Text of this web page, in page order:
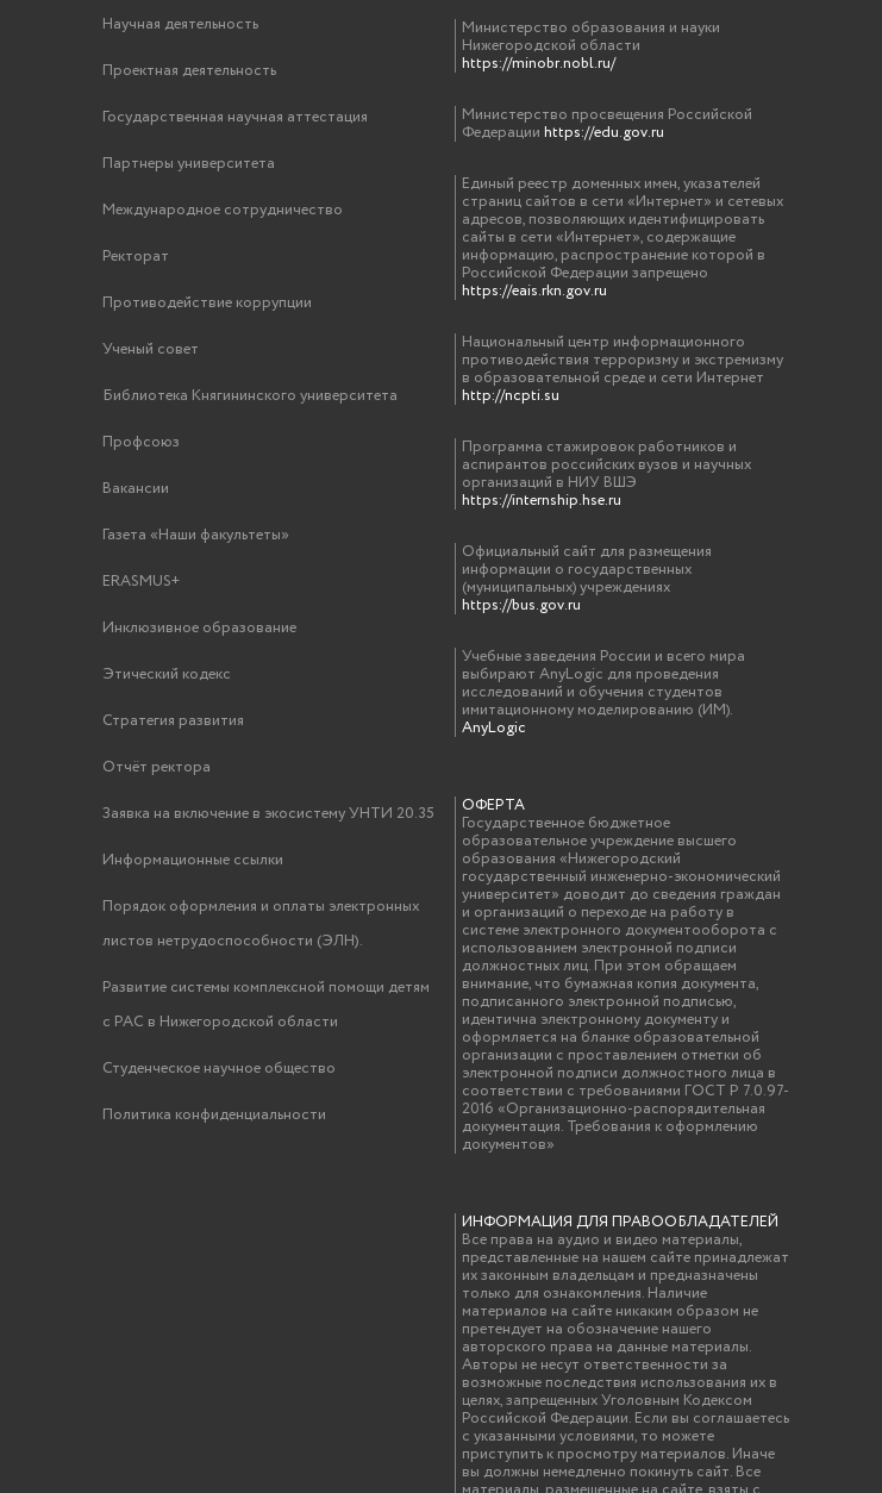
Научная деятельность
Проектная деятельность
Государственная научная аттестация
Партнеры университета
Международное сотрудничество
Ректорат
Противодействие коррупции
Ученый совет
Библиотека Княгининского университета
Профсоюз
Вакансии
Газета «Наши факультеты»
ERASMUS+
Инклюзивное образование
Этический кодекс
Стратегия развития
Отчёт ректора
Заявка на включение в экосистему УНТИ 20.35
Информационные ссылки
Порядок оформления и оплаты электронных
листов нетрудоспособности (ЭЛН).
Развитие системы комплексной помощи детям
с РАС в Нижегородской области
Студенческое научное общество
Политика конфиденциальности
Министерство образования и науки
Нижегородской области
https://minobr.nobl.ru/
Министерство просвещения Российской
Федерации https://edu.gov.ru
Единый реестр доменных имен, указателей
страниц сайтов в сети «Интернет» и сетевых
адресов, позволяющих идентифицировать
сайты в сети «Интернет», содержащие
информацию, распространение которой в
Российской Федерации запрещено
https://eais.rkn.gov.ru
Национальный центр информационного
противодействия терроризму и экстремизму
в образовательной среде и сети Интернет
http://ncpti.su
Программа стажировок работников и
аспирантов российских вузов и научных
организаций в НИУ ВШЭ
https://internship.hse.ru
Официальный сайт для размещения
информации о государственных
(муниципальных) учреждениях
https://bus.gov.ru
Учебные заведения России и всего мира
выбирают AnyLogic для проведения
исследований и обучения студентов
имитационному моделированию (ИМ).
AnyLogic
ОФЕРТА
Государственное бюджетное
образовательное учреждение высшего
образования «Нижегородский
государственный инженерно-экономический
университет» доводит до сведения граждан
и организаций о переходе на работу в
системе электронного документооборота с
использованием электронной подписи
должностных лиц. При этом обращаем
внимание, что бумажная копия документа,
подписанного электронной подписью,
идентична электронному документу и
оформляется на бланке образовательной
организации с проставлением отметки об
электронной подписи должностного лица в
соответствии с требованиями ГОСТ Р 7.0.97-
2016 «Организационно-распорядительная
документация. Требования к оформлению
документов»
ИНФОРМАЦИЯ ДЛЯ ПРАВООБЛАДАТЕЛЕЙ
Все права на аудио и видео материалы,
представленные на нашем сайте принадлежат
их законным владельцам и предназначены
только для ознакомления. Наличие
материалов на сайте никаким образом не
претендует на обозначение нашего
авторского права на данные материалы.
Авторы не несут ответственности за
возможные последствия использования их в
целях, запрещенных Уголовным Кодексом
Российской Федерации. Если вы соглашаетесь
с указанными условиями, то можете
приступить к просмотру материалов. Иначе
вы должны немедленно покинуть сайт. Все